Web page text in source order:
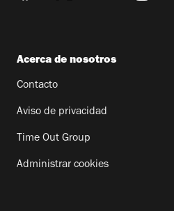
Acerca de nosotros
Contacto
Aviso de privacidad
Time Out Group
Administrar cookies